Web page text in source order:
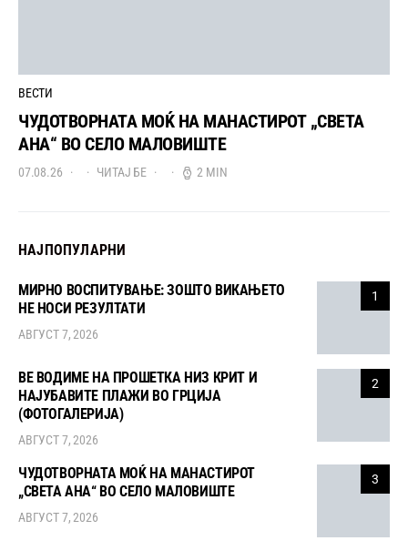
ВЕСТИ
ЧУДОТВОРНАТА МОЌ НА МАНАСТИРОТ „СВЕТА
АНА“ ВО СЕЛО МАЛОВИШТЕ
07.08.26 ЧИТАЈ БЕ 2 MIN
НАЈПОПУЛАРНИ
1
МИРНО ВОСПИТУВАЊЕ: ЗОШТО ВИКАЊЕТО
НЕ НОСИ РЕЗУЛТАТИ
АВГУСТ 7, 2026
2
ВЕ ВОДИМЕ НА ПРОШЕТКА НИЗ КРИТ И
НАЈУБАВИТЕ ПЛАЖИ ВО ГРЦИЈА
(ФОТОГАЛЕРИЈА)
АВГУСТ 7, 2026
3
ЧУДОТВОРНАТА МОЌ НА МАНАСТИРОТ
„СВЕТА АНА“ ВО СЕЛО МАЛОВИШТЕ
АВГУСТ 7, 2026